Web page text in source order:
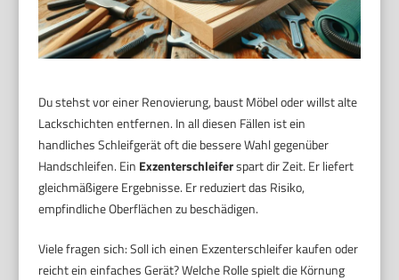
Du stehst vor einer Renovierung, baust Möbel oder willst alte
Lackschichten entfernen. In all diesen Fällen ist ein
handliches Schleifgerät oft die bessere Wahl gegenüber
Handschleifen. Ein Exzenterschleiferspart dir Zeit. Er liefert
gleichmäßigere Ergebnisse. Er reduziert das Risiko,
empfindliche Oberflächen zu beschädigen.
Viele fragen sich: Soll ich einen Exzenterschleifer kaufen oder
reicht ein einfaches Gerät? Welche Rolle spielt die Körnung